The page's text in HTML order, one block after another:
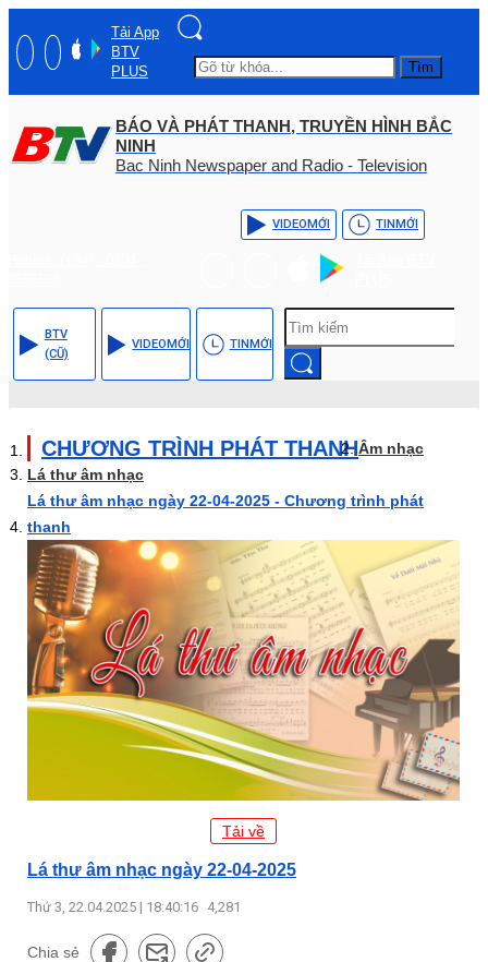
Tải App
BTV
PLUS
Tìm
BÁO VÀ PHÁT THANH, TRUYỀN HÌNH BẮC
NINH
Bac Ninh Newspaper and Radio - Television
VIDEOMỚI TINMỚI
BTV
(CŨ)
VIDEOMỚI TINMỚI
CHƯƠNG TRÌNH PHÁT THANHÂm nhạc
Lá thư âm nhạc
Lá thư âm nhạc ngày 22-04-2025 - Chương trình phát
thanh
Tải về
Lá thư âm nhạc ngày 22-04-2025
Thứ 3, 22.04.2025 | 18:40:16 4,281
Chia sẻ